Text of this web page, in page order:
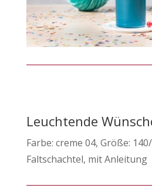
Leuchtende
Farbe: creme 04, Größe:
Faltschachtel, mit Anleitung